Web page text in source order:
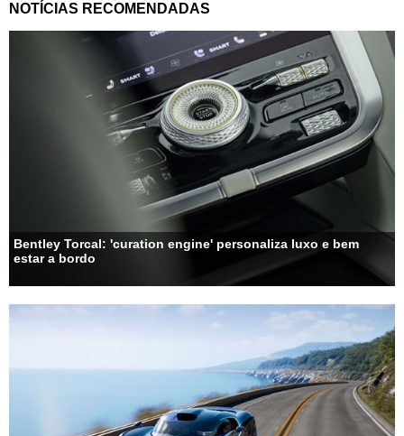
NOTÍCIAS RECOMENDADAS
Bentley Torcal: 'curation engine' personaliza luxo e bem
estar a bordo